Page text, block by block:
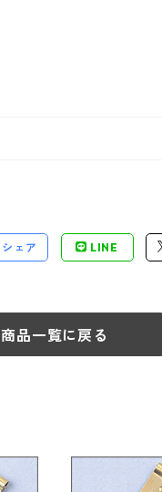
シェア LINE
商品一覧に戻る